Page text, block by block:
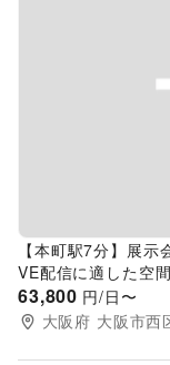
Previous
【本町駅7分】展
VE配信に適した空間
63,800 円/日〜
大阪府 大阪市西